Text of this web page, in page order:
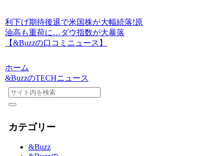
利下げ期待後退で米国株が大幅続落!原
油高も重荷に…ダウ指数が大暴落
【&Buzzの口コミニュース】
ホーム
&BuzzのTECHニュース
カテゴリー
&Buzz